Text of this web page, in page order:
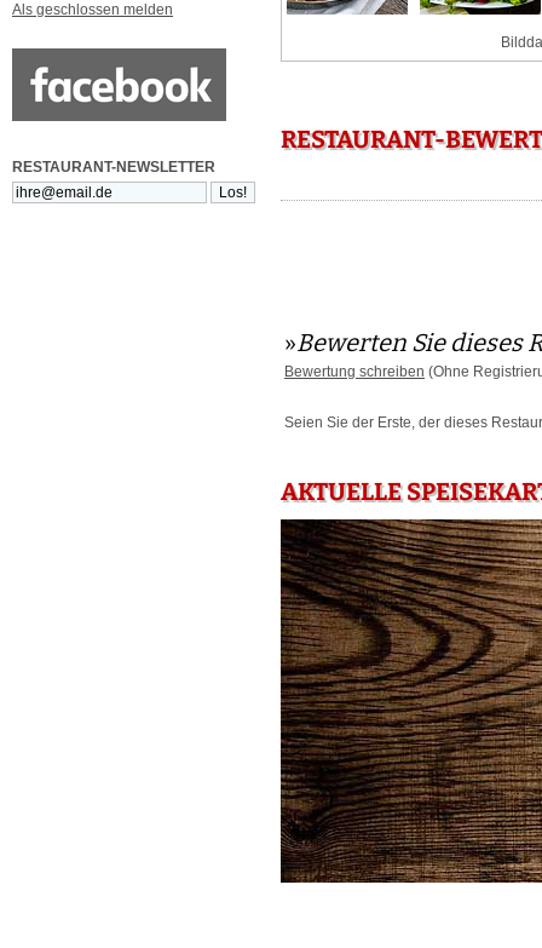
Als geschlossen melden
RESTAURANT-NEWSLETTER
RESTAURANT-
»Bewerten Sie dieses
Bewertung schreiben (Ohne
Seien Sie der Erste, der dieses
AKTUELLE